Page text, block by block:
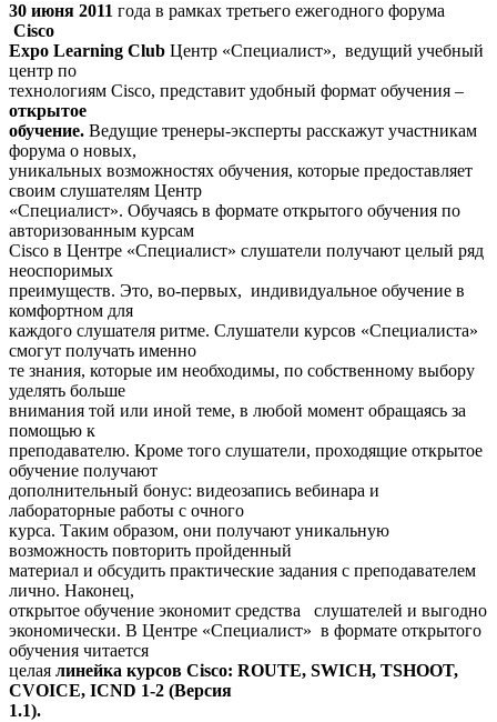
30 июня 2011 года в рамках третьего ежегодного форума
Cisco
Expo Learning Club Центр «Специалист», ведущий учебный
центр по
технологиям Cisco, представит удобный формат обучения –
открытое
обучение. Ведущие тренеры-эксперты расскажут участникам
форума о новых,
уникальных возможностях обучения, которые предоставляет
своим слушателям Центр
«Специалист». Обучаясь в формате открытого обучения по
авторизованным курсам
Cisco в Центре «Специалист» слушатели получают целый ряд
неоспоримых
преимуществ. Это, во-первых, индивидуальное обучение в
комфортном для
каждого слушателя ритме. Слушатели курсов «Специалиста»
смогут получать именно
те знания, которые им необходимы, по собственному выбору
уделять больше
внимания той или иной теме, в любой момент обращаясь за
помощью к
преподавателю. Кроме того слушатели, проходящие открытое
обучение получают
дополнительный бонус: видеозапись вебинара и
лабораторные работы с очного
курса. Таким образом, они получают уникальную
возможность повторить пройденный
материал и обсудить практические задания с преподавателем
лично. Наконец,
открытое обучение экономит средства слушателей и выгодно
экономически. В Центре «Специалист» в формате открытого
обучения читается
целая линейка курсов Cisco: ROUTE, SWICH, TSHOOT,
CVOICE, ICND 1-2 (Версия
1.1).